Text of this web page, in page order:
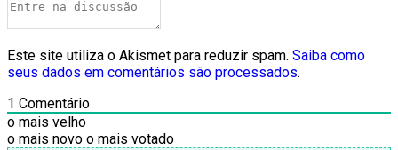
Este site utiliza o Akismet para reduzir spam. Saiba como
seus dados em comentários são processados.
1 Comentário
o mais velho
o mais novo o mais votado